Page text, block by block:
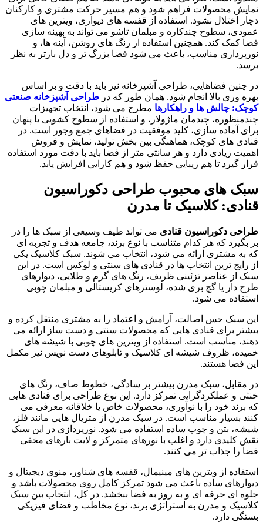
نمایش محصولات فراهم شود و هم مسیر حرکت مشتری و کارکنان
دچار اختلال نشود. استفاده از قفسه های دیواری، ویترین های
عمودی، سطوح چندکاره و مبلمان تاشو می تواند به بهینه سازی
فضا کمک کند. همچنین استفاده از رنگ های روشن، آینه ها، و
نورپردازی مناسب، باعث می شود فضا بزرگ تر و دل بازتر به نظر
برسد.
در چنین فضاهایی، طراحی آشپزخانه نیز باید با دقت و بر اساس
بهره وری بالا انجام شود. همان طور که در طراحی آشپزخانه صنعتی
کوچک: چالش ها و راهکارها مطرح می شود، انتخاب تجهیزات
چندمنظوره، چیدمان ماژولار، و استفاده از سطوح کشویی یا پنهان
برای آماده سازی، کلید موفقیت در فضاهای جمع وجور است. در
قنادی های کوچک، هماهنگی بین بخش تولید، نمایش و فروش
اهمیت زیادی دارد و هر سانتی متر از فضا باید با دقت مورد استفاده
قرار گیرد تا هم زیبایی حفظ شود و هم کارایی افزایش یابد.
سبک های محبوب طراحی دکوراسیون
قنادی: کلاسیک تا مدرن
طراحی دکوراسیون قنادی می تواند طیف وسیعی از سبک ها را در
بر بگیرد که هر کدام متناسب با نوع برند، جامعه هدف و تجربه ای
که به مشتری ارائه می شود، انتخاب می شوند. سبک کلاسیک یکی
از رایج ترین انتخاب ها در قنادی های سنتی و لوکس است. در این
سبک از عناصر تزئینی ظریف، رنگ های گرم و طلایی، دیوارهای
طرح دار یا گچ بری شده، لوسترهای کریستالی و مبلمان چوبی
استفاده می شود.
این سبک حس اصالت، آرامش و اعتماد را به مشتری منتقل کرده و
بیشتر برای قنادی هایی که محصولات سنتی و دست ساز ارائه می
دهند، مناسب است. استفاده از ویترین های چوبی با شیشه های
خمیده، ظروف شیشه ای کلاسیک و تابلوهای دست نویس نیز مکمل
این فضا هستند.
در مقابل، سبک مدرن بیشتر بر سادگی، خطوط صاف، رنگ های
خنثی و عملکردگرایی تمرکز دارد. این نوع طراحی برای قنادی هایی
که برند خود را با نوآوری، محصولات خاص یا خلاقانه معرفی می
کنند بسیار مناسب است. در سبک مدرن از متریال هایی مانند فلز،
شیشه، بتن و چوب ساده استفاده می شود. نورپردازی در این سبک
نقش کلیدی دارد و اغلب با نورهای متمرکز و لایت بارهای مخفی
فضا را جذاب تر می کنند.
استفاده از ویترین های مینیمال، قفسه های شناور، منوی دیجیتال و
دیوارهای ساده باعث می شود تمرکز کامل روی محصولات باشد و
جلوه ای حرفه ای و به روز به فضا ببخشد. در کل، انتخاب بین سبک
کلاسیک و مدرن به استراتژی برند، نوع مخاطب و فضای فیزیکی
بستگی دارد.